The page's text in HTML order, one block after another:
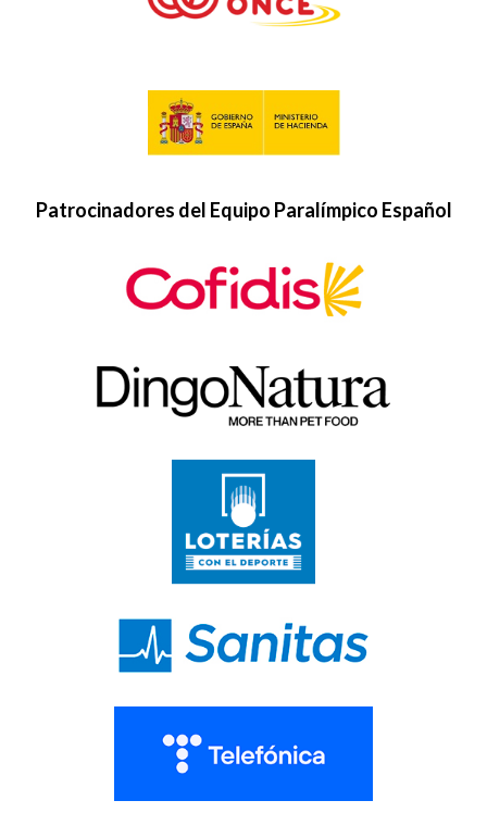
Patrocinadores del Equipo Paralímpico Español